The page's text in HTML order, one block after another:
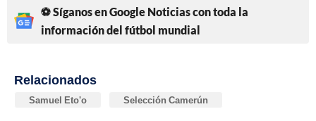
⚽ Síganos en Google Noticias con toda la
información del fútbol mundial
Relacionados
Samuel Eto'o Selección Camerún